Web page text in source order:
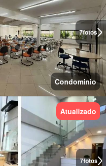
7fotos
Condominio
7fotos
Atualizado